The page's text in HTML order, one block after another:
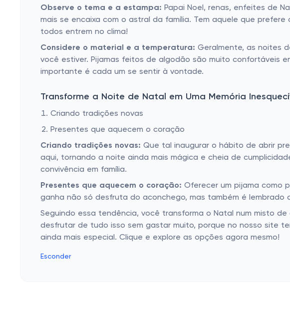
Observe o tema e a estampa: Papai Noel, renas, enfeites de
mais se encaixa com o astral da família. Tem aquele que
todos entrem no clima!
Considere o material e a temperatura: Geralmente, as noites
você estiver. Pijamas feitos de algodão são muito confortáveis
importante é cada um se sentir à vontade.
Transforme a Noite de Natal em Uma Memória
Criando tradições novas
Presentes que aquecem o coração
Criando tradições novas: Que tal inaugurar o hábito de abrir
aqui, tornando a noite ainda mais mágica e cheia de
convivência em família.
Presentes que aquecem o coração: Oferecer um pijama como
ganha não só desfruta do aconchego, mas também é
Seguindo essa tendência, você transforma o Natal num misto
desfrutar de tudo isso sem gastar muito, porque no nosso site
ainda mais especial. Clique e explore as opções agora mesmo!
Esconder